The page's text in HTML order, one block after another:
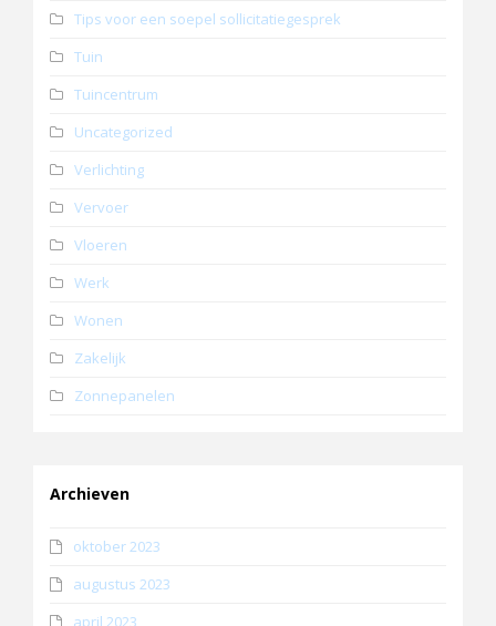
Tips voor een soepel sollicitatiegesprek
Tuin
Tuincentrum
Uncategorized
Verlichting
Vervoer
Vloeren
Werk
Wonen
Zakelijk
Zonnepanelen
Archieven
oktober 2023
augustus 2023
april 2023